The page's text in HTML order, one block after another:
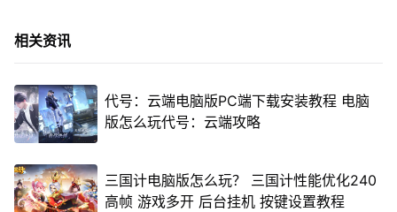
相关资讯
代号：云端电脑版PC端下载安装教程 电脑
版怎么玩代号：云端攻略
三国计电脑版怎么玩？ 三国计性能优化240
高帧 游戏多开 后台挂机 按键设置教程